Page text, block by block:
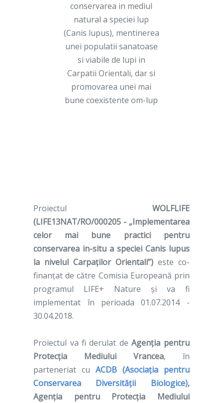
conservarea in mediul
natural a speciei lup
(Canis lupus), mentinerea
unei populatii sanatoase
si viabile de lupi in
Carpatii Orientali, dar si
promovarea unei mai
bune coexistente om-lup
Proiectul WOLFLIFE
(LIFE13NAT/RO/000205 - „Implementarea
celor mai bune practici pentru
conservarea in-situ a speciei Canis lupus
la nivelul Carpaților Orientali”)este co-
finanțat de către Comisia Europeană prin
programul LIFE+ Nature și va fi
implementat în perioada 01.07.2014 -
30.04.2018.
Proiectul va fi derulat deAgenţia pentru
Protecţia Mediului Vrancea, în
parteneriat cu ACDB (Asociația pentru
Conservarea Diversității Biologice),
Agenția pentru Protecția Mediului